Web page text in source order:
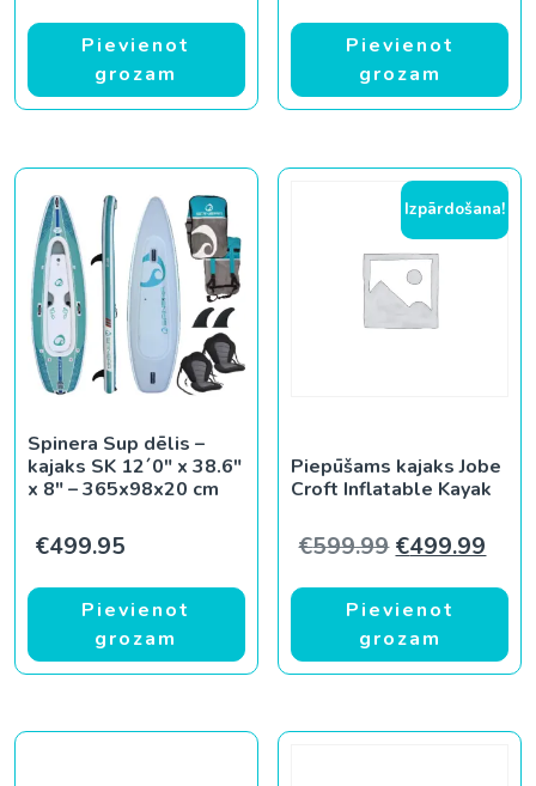
Pievienot
grozam
Pievienot
grozam
Spinera Sup dēlis –
kajaks SK 12´0″ x 38.6″
x 8″ – 365x98x20 cm
€499.95
Pievienot
grozam
Izpārdošana!
Piepūšams kajaks Jobe
Croft Inflatable Kayak
€599.99 Original
€499.99
Pievienot
grozam